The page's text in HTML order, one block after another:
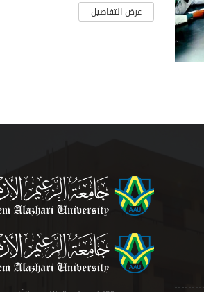
عرض التفاصيل